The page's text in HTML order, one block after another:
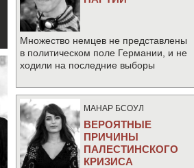
Множество немцев не представлены
в политическом поле Германии, и не
ходили на последние выборы
МАНАР БСОУЛ
ВЕРОЯТНЫЕ
ПРИЧИНЫ
ПАЛЕСТИНСКОГО
КРИЗИСА